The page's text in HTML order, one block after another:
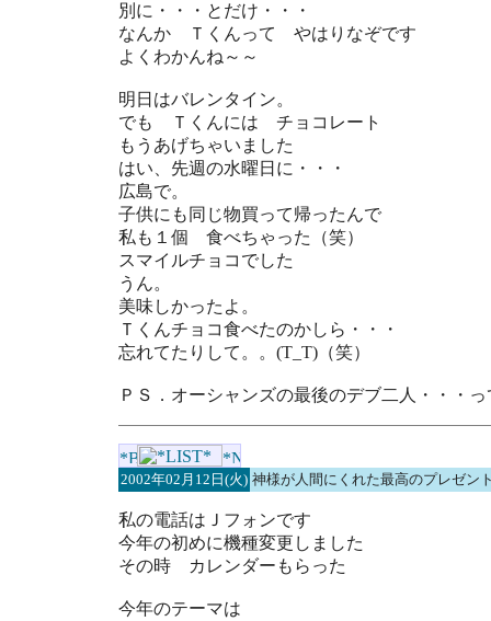
別に・・・とだけ・・・
なんか Ｔくんって やはりなぞです
よくわかんね～～
明日はバレンタイン。
でも Ｔくんには チョコレート
もうあげちゃいました
はい、先週の水曜日に・・・
広島で。
子供にも同じ物買って帰ったんで
私も１個 食べちゃった（笑）
スマイルチョコでした
うん。
美味しかったよ。
Ｔくんチョコ食べたのかしら・・・
忘れてたりして。。(T_T)（笑）
ＰＳ．オーシャンズの最後のデブ二人・・・っ
2002年02月12日(火) 神様が人間にくれた最高のプレゼン
私の電話はＪフォンです
今年の初めに機種変更しました
その時 カレンダーもらった
今年のテーマは